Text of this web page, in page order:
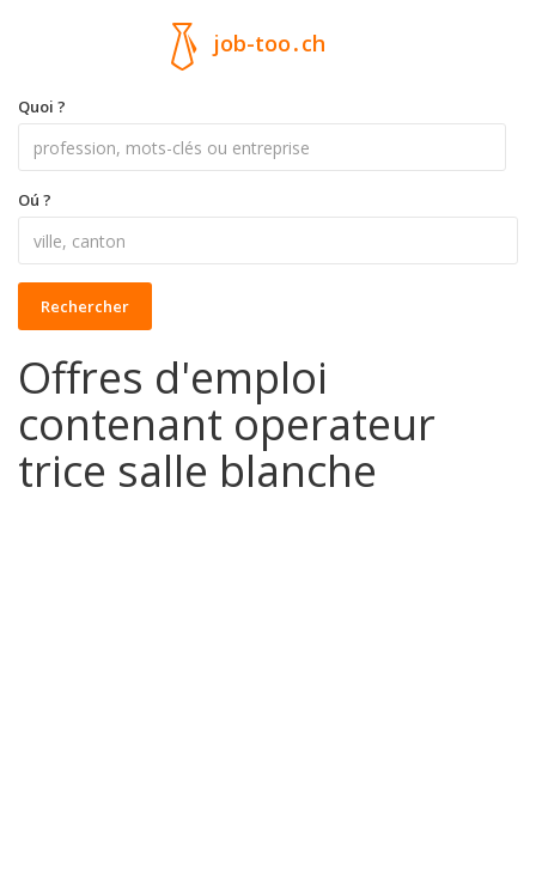
job-too.ch
Quoi ?
Oú ?
Rechercher
Offres d'emploi
contenant operateur
trice salle blanche